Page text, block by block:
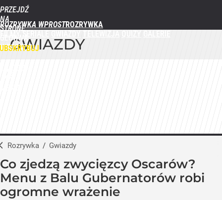
PRZEJDŹ
NA
STRONĘ
GŁÓWNĄ
WPROST.PL
ROZRYWKA WPROST
GWIAZDY
Rozrywka / Gwiazdy
Co zjedzą zwycięzcy Oscarów?
Menu z Balu Gubernatorów robi
ogromne wrażenie